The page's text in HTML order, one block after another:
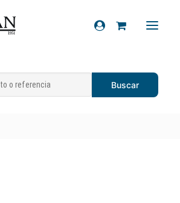
» Manillar y
Mandos freno traseros»Kit